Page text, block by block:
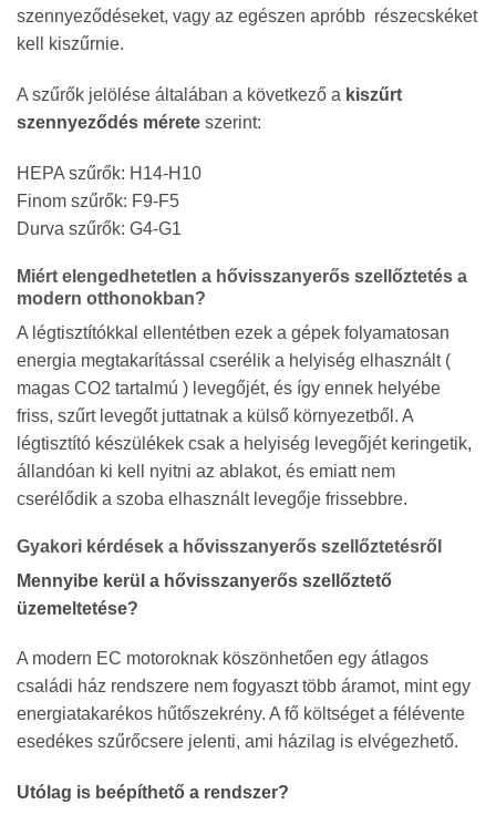
szennyeződéseket, vagy az egészen apróbb részecskéket
kell kiszűrnie.
A szűrők jelölése általában a következő a kiszűrt
szennyeződés mérete szerint:
HEPA szűrők: H14-H10
Finom szűrők: F9-F5
Durva szűrők: G4-G1
Miért elengedhetetlen a hővisszanyerős szellőztetés a
modern otthonokban?
A légtisztítókkal ellentétben ezek a gépek folyamatosan
energia megtakarítással cserélik a helyiség elhasznált (
magas CO2 tartalmú ) levegőjét, és így ennek helyébe
friss, szűrt levegőt juttatnak a külső környezetből. A
légtisztító készülékek csak a helyiség levegőjét keringetik,
állandóan ki kell nyitni az ablakot, és emiatt nem
cserélődik a szoba elhasznált levegője frissebbre.
Gyakori kérdések a hővisszanyerős szellőztetésről
Mennyibe kerül a hővisszanyerős szellőztető
üzemeltetése?
A modern EC motoroknak köszönhetően egy átlagos
családi ház rendszere nem fogyaszt több áramot, mint egy
energiatakarékos hűtőszekrény. A fő költséget a félévente
esedékes szűrőcsere jelenti, ami házilag is elvégezhető.
Utólag is beépíthető a rendszer?